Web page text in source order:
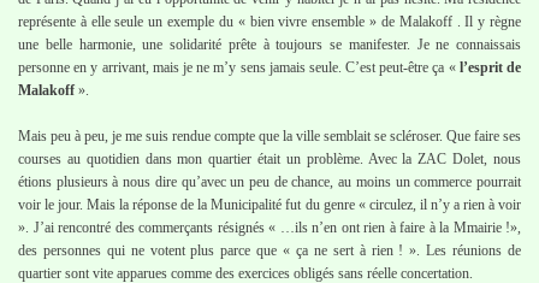
représente à elle seule un exemple du « bien vivre ensemble » de Malakoff . Il y règne
une belle harmonie, une solidarité prête à toujours se manifester. Je ne connaissais
personne en y arrivant, mais je ne m’y sens jamais seule. C’est peut-être ça « l’esprit de
Malakoff ».
Mais peu à peu, je me suis rendue compte que la ville semblait se scléroser. Que faire ses
courses au quotidien dans mon quartier était un problème. Avec la ZAC Dolet, nous
étions plusieurs à nous dire qu’avec un peu de chance, au moins un commerce pourrait
voir le jour. Mais la réponse de la Municipalité fut du genre « circulez, il n’y a rien à voir
». J’ai rencontré des commerçants résignés « …ils n’en ont rien à faire à la Mmairie !»,
des personnes qui ne votent plus parce que « ça ne sert à rien ! ». Les réunions de
quartier sont vite apparues comme des exercices obligés sans réelle concertation.